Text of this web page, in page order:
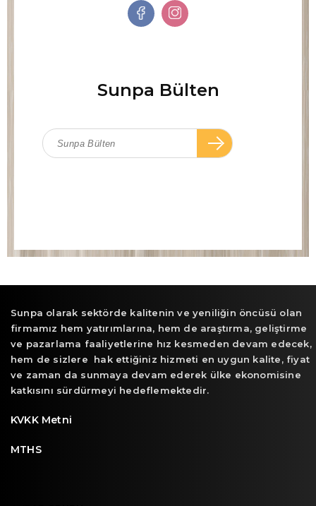
Sunpa Bülten
Sunpa olarak sektörde kalitenin ve yeniliğin öncüsü olan
firmamız hem yatırımlarına, hem de araştırma, geliştirme
ve pazarlama faaliyetlerine hız kesmeden devam edecek,
hem de sizlere hak ettiğiniz hizmeti en uygun kalite, fiyat
ve zaman da sunmaya devam ederek ülke ekonomisine
katkısını sürdürmeyi hedeflemektedir.
KVKK Metni
MTHS